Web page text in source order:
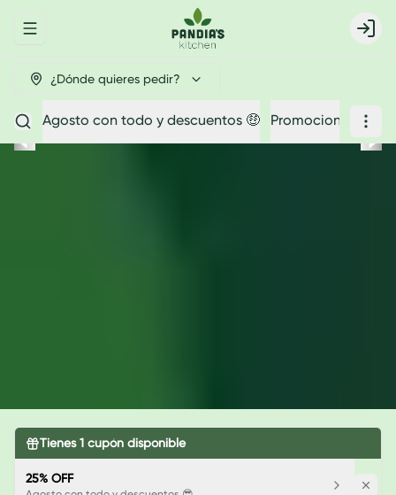
Abrir menu de navegación Login
¿Dónde quieres pedir?
Agosto con todo y descuentos 🤑 Promociones
Tienes1 cupón disponible
25% OFF